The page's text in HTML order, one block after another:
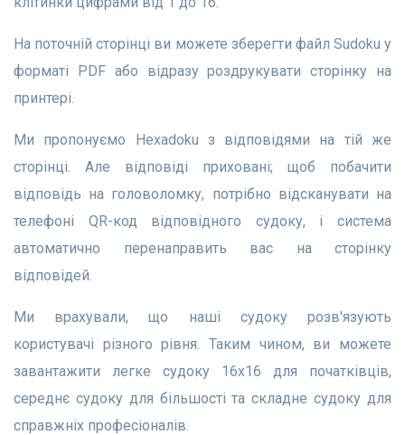
На поточній сторінці ви можете зберегти файл Sudoku у
форматі PDF або відразу роздрукувати сторінку на
принтері.
Ми пропонуємо Hexadoku з відповідями на тій же
сторінці. Але відповіді приховані; щоб побачити
відповідь на головоломку, потрібно відсканувати на
телефоні QR-код відповідного судоку, і система
автоматично перенаправить вас на сторінку
відповідей.
Ми врахували, що наші судоку розв'язують
користувачі різного рівня. Таким чином, ви можете
завантажити легке судоку 16x16 для початківців,
середнє судоку для більшості та складне судоку для
справжніх професіоналів.